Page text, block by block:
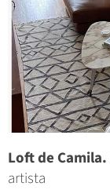
Loft de Camila.
artista